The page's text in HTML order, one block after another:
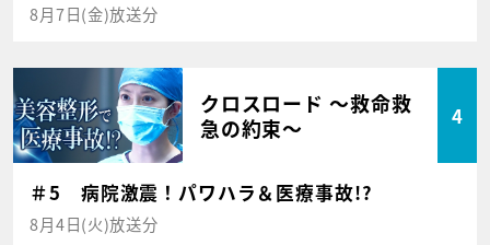
8月7日(金)放送分
クロスロード ～救命救
急の約束～
4
＃5 病院激震！パワハラ＆医療事故!?
8月4日(火)放送分